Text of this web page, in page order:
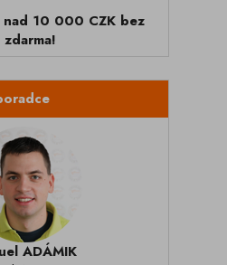
10 000 CZK bez
ADÁMIK